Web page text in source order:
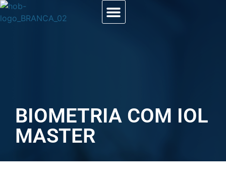
BIOMETRIA COM IOL
MASTER